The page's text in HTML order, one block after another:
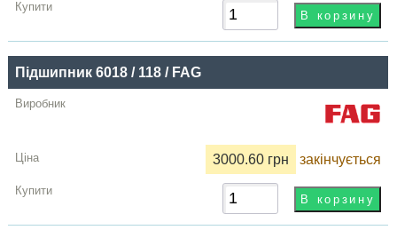
Підшипник 6018 / 118 / FAG
3000.60 грн закінчується